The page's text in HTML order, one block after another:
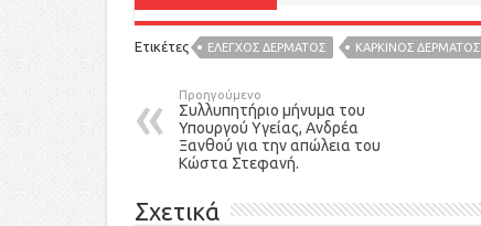
Ετικέτες ΕΛΕΓΧΟΣ ΔΕΡΜΑΤΟΣ ΚΑΡΚΙΝΟΣ ΔΕΡΜΑΤΟΣ
Προηγούμενο
Συλλυπητήριο μήνυμα του
Υπουργού Υγείας, Ανδρέα
Ξανθού για την απώλεια του
Κώστα Στεφανή.
Σχετικά